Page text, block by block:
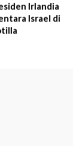
Irlandia
Israel di